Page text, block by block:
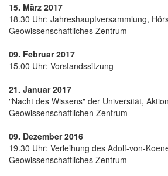
15. März 2017
18.30 Uhr: Jahreshauptversammlung,
Geowissenschaftliches Zentrum
09. Februar 2017
15.00 Uhr: Vorstandssitzung
21. Januar 2017
"Nacht des Wissens" der Universität,
Geowissenschaftlichen Zentrum
09. Dezember 2016
19.30 Uhr: Verleihung des Adolf-von-
Geowissenschaftliches Zentrum